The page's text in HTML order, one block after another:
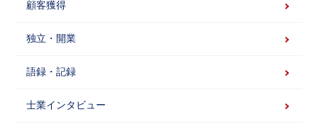
顧客獲得
独立・開業
語録・記録
士業インタビュー